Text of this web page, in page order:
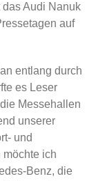
Audi Nanuk
auf
entlang durch
es Leser
Messehallen
unserer
und
möchte ich
Benz, die